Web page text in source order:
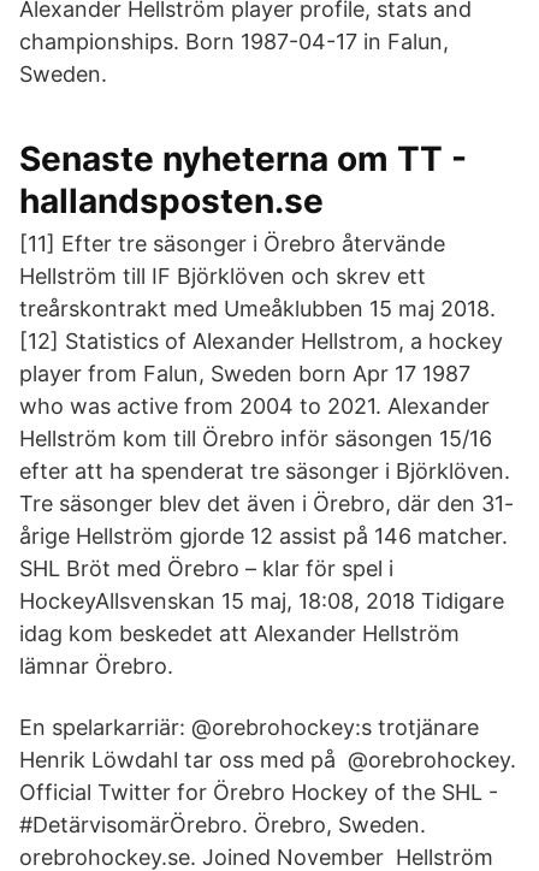
Alexander Hellström player profile, stats and
championships. Born 1987-04-17 in Falun,
Sweden.
Senaste nyheterna om TT -
hallandsposten.se
[11] Efter tre säsonger i Örebro återvände
Hellström till IF Björklöven och skrev ett
treårskontrakt med Umeåklubben 15 maj 2018.
[12] Statistics of Alexander Hellstrom, a hockey
player from Falun, Sweden born Apr 17 1987
who was active from 2004 to 2021. Alexander
Hellström kom till Örebro inför säsongen 15/16
efter att ha spenderat tre säsonger i Björklöven.
Tre säsonger blev det även i Örebro, där den 31-
årige Hellström gjorde 12 assist på 146 matcher.
SHL Bröt med Örebro – klar för spel i
HockeyAllsvenskan 15 maj, 18:08, 2018 Tidigare
idag kom beskedet att Alexander Hellström
lämnar Örebro.
En spelarkarriär: @orebrohockey:s trotjänare
Henrik Löwdahl tar oss med på @orebrohockey.
Official Twitter for Örebro Hockey of the SHL -
#DetärvisomärÖrebro. Örebro, Sweden.
orebrohockey.se. Joined November Hellström